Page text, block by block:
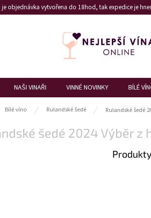
objednávka vytvořena do 18hod, tak expedice je
NAŠI VINAŘI VINNÉ NOVINKY BÍLÉ
Bílé víno Rulandské šedé Rulandské šedé
šedé 2024 Výběr z